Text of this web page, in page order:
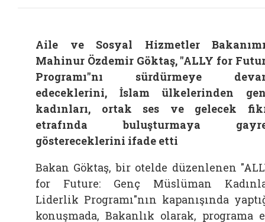
Aile ve Sosyal Hizmetler
Mahinur Özdemir Göktaş, "ALLY for
Programı"nı sürdürmeye
edeceklerini, İslam ülkelerinden
kadınları, ortak ses ve gelecek
etrafında buluşturmaya
göstereceklerini ifade etti
Bakan Göktaş, bir otelde düzenlenen
for Future: Genç Müslüman
Liderlik Programı"nın kapanışında
konuşmada, Bakanlık olarak, programa